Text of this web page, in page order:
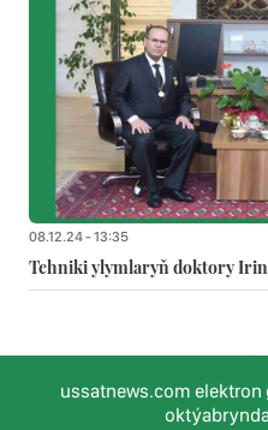
08.12.24 - 13:35
Tehniki ylymlaryň doktory
ussatnews.com